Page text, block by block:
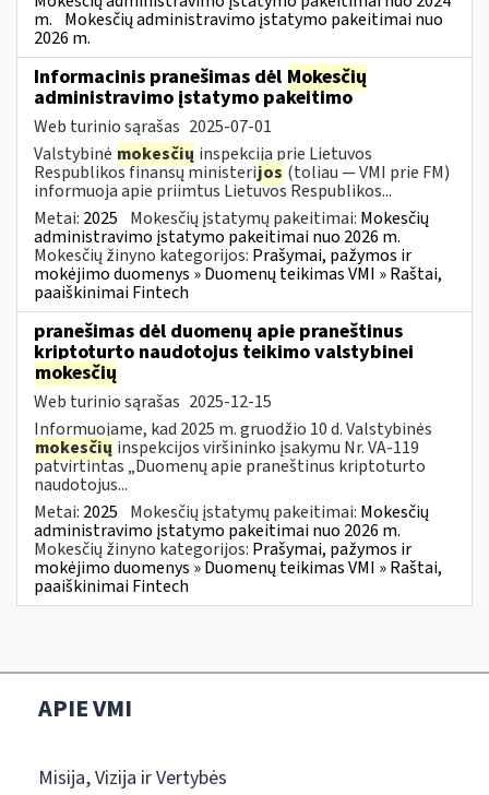
m. Mokesčių administravimo įstatymo pakeitimai nuo
2026 m.
Informacinis pranešimas dėl Mokesčių
administravimo įstatymo pakeitimo
Web turinio sąrašas 2025-07-01
Valstybinė mokesčių inspekcija prie Lietuvos
Respublikos finansų ministerijos (toliau — VMI prie FM)
informuoja apie priimtus Lietuvos Respublikos...
Metai: 2025 Mokesčių įstatymų pakeitimai: Mokesčių
administravimo įstatymo pakeitimai nuo 2026 m.
Mokesčių žinyno kategorijos: Prašymai, pažymos ir
mokėjimo duomenys » Duomenų teikimas VMI » Raštai,
paaiškinimai Fintech
pranešimas dėl duomenų apie praneštinus
kriptoturto naudotojus teikimo valstybinei
mokesčių
Web turinio sąrašas 2025-12-15
Informuojame, kad 2025 m. gruodžio 10 d. Valstybinės
mokesčių inspekcijos viršininko įsakymu Nr. VA-119
patvirtintas „Duomenų apie praneštinus kriptoturto
naudotojus...
Metai: 2025 Mokesčių įstatymų pakeitimai: Mokesčių
administravimo įstatymo pakeitimai nuo 2026 m.
Mokesčių žinyno kategorijos: Prašymai, pažymos ir
mokėjimo duomenys » Duomenų teikimas VMI » Raštai,
paaiškinimai Fintech
APIE VMI
Misija, Vizija ir Vertybės